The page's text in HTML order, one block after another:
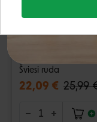
Nina Ottosson Dog
skanėstams rudas -
Šviesi ruda
22,09 € 25,99